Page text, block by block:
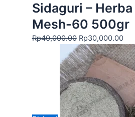
Sidaguri –
Mesh-60 500gr
Rp40,000.00 Rp30,000.00